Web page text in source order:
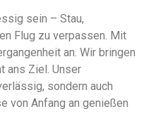
sein – Stau,
Flug zu verpassen. Mit
an. Wir bringen
ans Ziel. Unser
sondern auch
von Anfang an genießen